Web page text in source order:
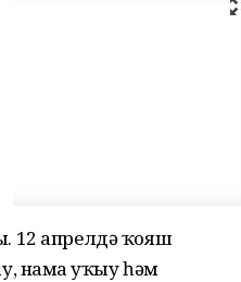
12 апрелдә ҡояш
намаҙ уҡыу һәм